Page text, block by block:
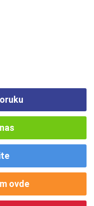
ovde